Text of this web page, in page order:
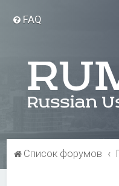
FAQ
Список форумов